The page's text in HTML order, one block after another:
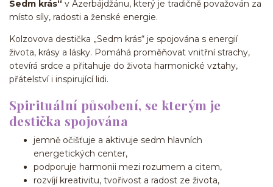
Sedm krás“ v Ázerbájdžánu, který je tradičně považován za
místo síly, radosti a ženské energie.
Kolzovova destička „Sedm krás“ je spojována s energií
života, krásy a lásky. Pomáhá proměňovat vnitřní strachy,
otevírá srdce a přitahuje do života harmonické vztahy,
přátelství i inspirující lidi.
Spirituální působení, se kterým je
destička spojována
jemně očišťuje a aktivuje sedm hlavních
energetických center,
podporuje harmonii mezi rozumem a citem,
rozvíjí kreativitu, tvořivost a radost ze života,